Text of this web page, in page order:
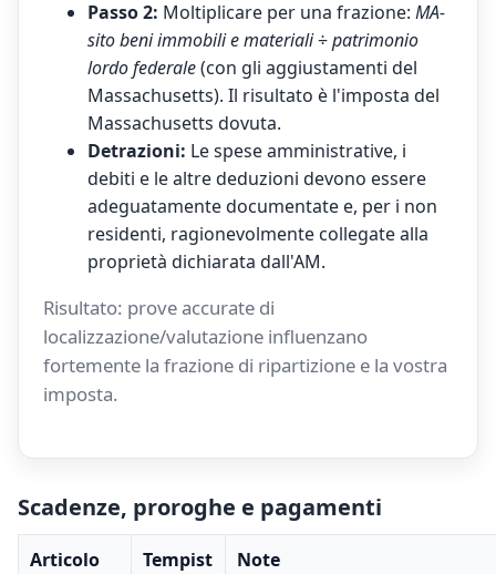
Passo 2: Moltiplicare per una frazione: MA-
sito beni immobili e materiali÷patrimonio
lordo federale(con gli aggiustamenti del
Massachusetts). Il risultato è l'imposta del
Massachusetts dovuta.
Detrazioni: Le spese amministrative, i
debiti e le altre deduzioni devono essere
adeguatamente documentate e, per i non
residenti, ragionevolmente collegate alla
proprietà dichiarata dall'AM.
Risultato: prove accurate di
localizzazione/valutazione influenzano
fortemente la frazione di ripartizione e la vostra
imposta.
Scadenze, proroghe e pagamenti
Articolo
Tempist
Note